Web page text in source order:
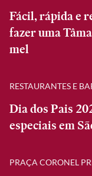
Fácil, rápida e
fazer uma
mel
RESTAURANTES E
Dia dos Pais
especiais em
PRAÇA CORONEL